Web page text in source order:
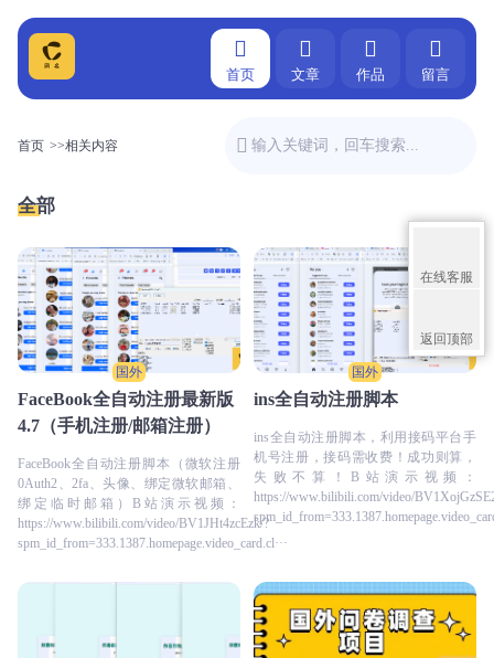
在线客服
返回顶部
首页 文章 作品 留言
首页 >>相关内容
全部
国外
FaceBook全自动注册最新版
4.7（手机注册/邮箱注册）
FaceBook全自动注册脚本（微软注册
0Auth2、2fa、头像、绑定微软邮箱、
绑定临时邮箱）B站演示视频：
https://www.bilibili.com/video/BV1JHt4zcEzk/?
spm_id_from=333.1387.homepage.video_card.cl···
国外
ins全自动注册脚本
ins全自动注册脚本，利用接码平台手
机号注册，接码需收费！成功则算，
失败不算！B站演示视频：
https://www.bilibili.com/video/